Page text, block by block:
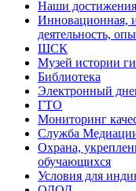
Наши достижения
Инновационная,
деятельность,
ШСК
Музей истории
Библиотека
Электронный
ГТО
Мониторинг
Служба
Охрана,
обучающихся
Условия для